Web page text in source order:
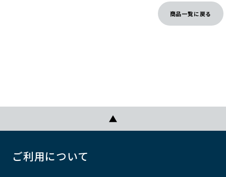
商品一覧に戻る
ご利用について